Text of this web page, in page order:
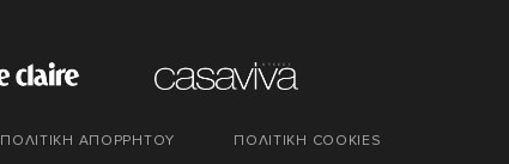
ΠΟΛΙΤΙΚΗ ΑΠΟΡΡΗΤΟΥ ΠΟΛΙΤΙΚΗ COOKIES